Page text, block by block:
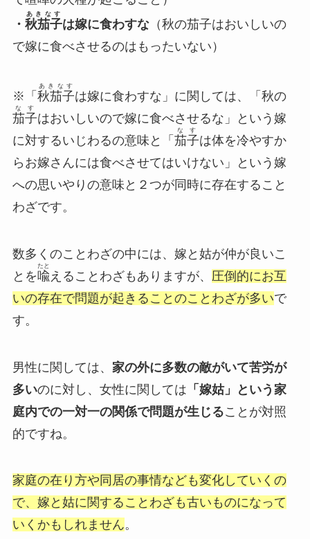
・ 秋茄子
あきなす
は嫁に食わすな（秋の茄子はおいしいの
で嫁に食べさせるのはもったいない）
※「 秋茄子
あきなす
は嫁に食わすな」に関しては、「秋の
茄子
なす
はおいしいので嫁に食べさせるな」という嫁
に対するいじわるの意味と「 茄子
なす
は体を冷やすか
らお嫁さんには食べさせてはいけない」という嫁
への思いやりの意味と２つが同時に存在すること
わざです。
数多くのことわざの中には、嫁と姑が仲が良いこ
とを喩
たと
えることわざもありますが、 圧倒的にお互
いの存在で問題が起きることのことわざが多いで
す。
男性に関しては、 家の外に多数の敵がいて苦労が
多いのに対し、女性に関しては 「嫁姑」という家
庭内での一対一の関係で問題が生じることが対照
的ですね。
家庭の在り方や同居の事情なども変化していくの
で、嫁と姑に関することわざも古いものになって
いくかもしれません。